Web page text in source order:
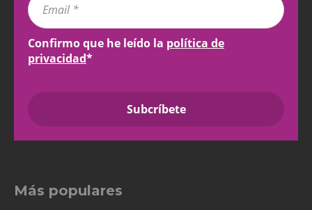
Confirmo que he leído la política de
privacidad*
Más populares